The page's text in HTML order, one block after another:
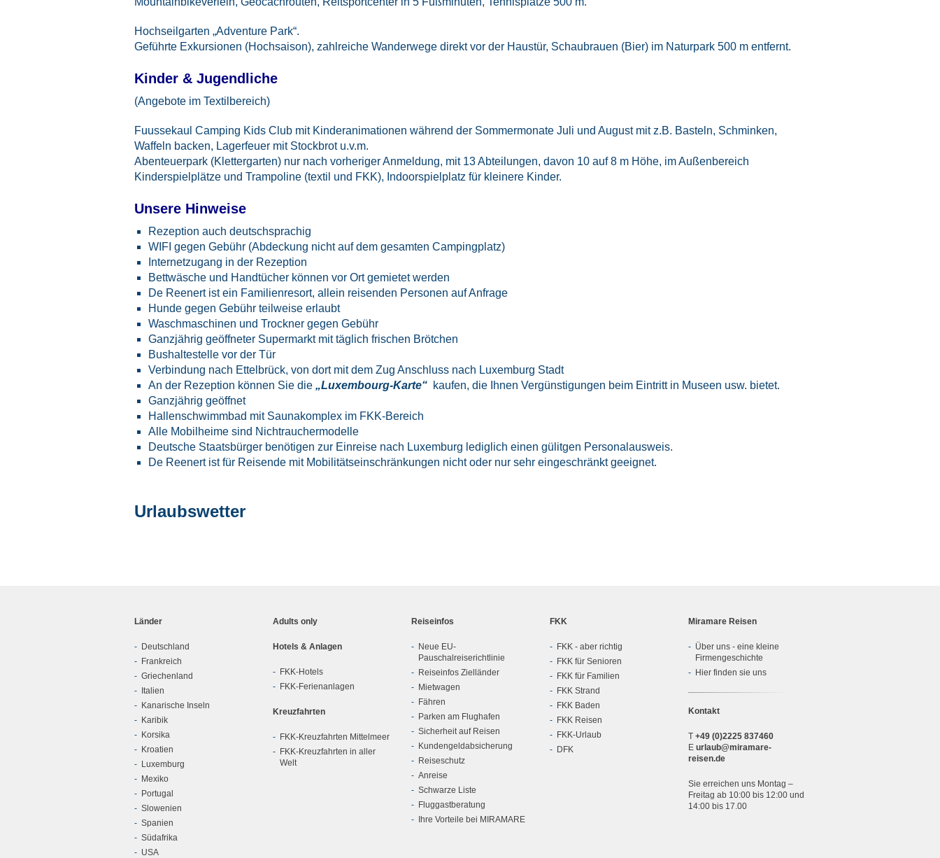
Hochseilgarten „Adventure Park“.
Geführte Exkursionen (Hochsaison), zahlreiche Wanderwege direkt vor der Haustür, Schaubrauen (Bier) im Naturpark 500 m entfernt.
Kinder & Jugendliche
(Angebote im Textilbereich)
Fuussekaul Camping Kids Club mit Kinderanimationen während der Sommermonate Juli und August mit z.B. Basteln, Schminken,
Waffeln backen, Lagerfeuer mit Stockbrot u.v.m.
Abenteuerpark (Klettergarten) nur nach vorheriger Anmeldung, mit 13 Abteilungen, davon 10 auf 8 m Höhe, im Außenbereich
Kinderspielplätze und Trampoline (textil und FKK), Indoorspielplatz für kleinere Kinder.
Unsere Hinweise
Rezeption auch deutschsprachig
WIFI gegen Gebühr (Abdeckung nicht auf dem gesamten Campingplatz)
Internetzugang in der Rezeption
Bettwäsche und Handtücher können vor Ort gemietet werden
De Reenert ist ein Familienresort, allein reisenden Personen auf Anfrage
Hunde gegen Gebühr teilweise erlaubt
Waschmaschinen und Trockner gegen Gebühr
Ganzjährig geöffneter Supermarkt mit täglich frischen Brötchen
Bushaltestelle vor der Tür
Verbindung nach Ettelbrück, von dort mit dem Zug Anschluss nach Luxemburg Stadt
An der Rezeption können Sie die „Luxembourg-Karte“ kaufen, die Ihnen Vergünstigungen beim Eintritt in Museen usw. bietet.
Ganzjährig geöffnet
Hallenschwimmbad mit Saunakomplex im FKK-Bereich
Alle Mobilheime sind Nichtrauchermodelle
Deutsche Staatsbürger benötigen zur Einreise nach Luxemburg lediglich einen gülitgen Personalausweis.
De Reenert ist für Reisende mit Mobilitätseinschränkungen nicht oder nur sehr eingeschränkt geeignet.
Urlaubswetter
Länder
Deutschland
Frankreich
Griechenland
Italien
Kanarische Inseln
Karibik
Korsika
Kroatien
Luxemburg
Mexiko
Portugal
Slowenien
Spanien
Südafrika
USA
Adults only
Hotels & Anlagen
FKK-Hotels
FKK-Ferienanlagen
Kreuzfahrten
FKK-Kreuzfahrten Mittelmeer
FKK-Kreuzfahrten in aller
Welt
Reiseinfos
Neue EU-
Pauschalreiserichtlinie
Reiseinfos Zielländer
Mietwagen
Fähren
Parken am Flughafen
Sicherheit auf Reisen
Kundengeldabsicherung
Reiseschutz
Anreise
Schwarze Liste
Fluggastberatung
Ihre Vorteile bei MIRAMARE
FKK
FKK - aber richtig
FKK für Senioren
FKK für Familien
FKK Strand
FKK Baden
FKK Reisen
FKK-Urlaub
DFK
Miramare Reisen
Über uns - eine kleine
Firmengeschichte
Hier finden sie uns
Kontakt
T +49 (0)2225 837460
E urlaub@miramare-
reisen.de
Sie erreichen uns Montag –
Freitag ab 10:00 bis 12:00 und
14:00 bis 17.00